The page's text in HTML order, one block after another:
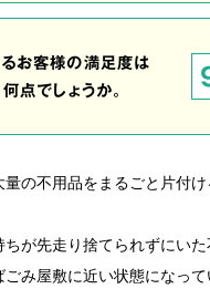
お客様の満足度は
点でしょうか。
の不用品をまるごと片付け
が先走り捨てられずにい
み屋敷に近い状態になっ